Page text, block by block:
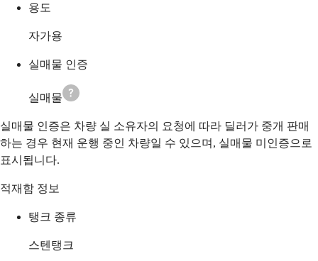
용도
자가용
실매물 인증
실매물
실매물 인증은 차량 실 소유자의 요청에 따라 딜러가 중개 판매
하는 경우 현재 운행 중인 차량일 수 있으며, 실매물 미인증으로
표시됩니다.
적재함 정보
탱크 종류
스텐탱크